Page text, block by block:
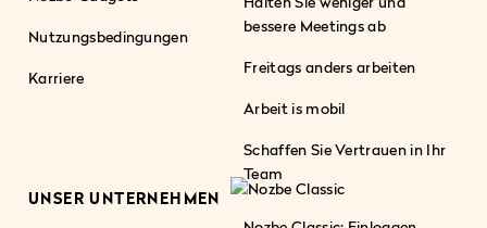
Nutzungsbedingungen
Karriere
bessere Meetings ab
Freitags anders arbeiten
Arbeit is mobil
Schaffen Sie Vertrauen in Ihr
Team
UNSER UNTERNEHMEN